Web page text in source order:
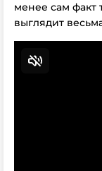
менее сам факт
выглядит